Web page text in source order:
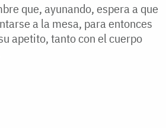
que, ayunando, espera a que
a la mesa, para entonces
apetito, tanto con el cuerpo